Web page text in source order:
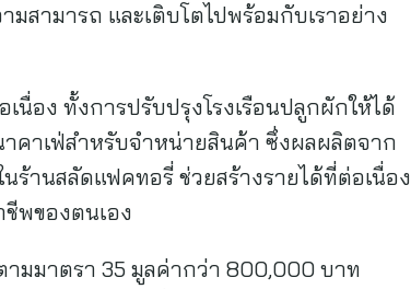
สามารถ และเติบโตไปพร้อมกับเราอย่าง
นื่อง ทั้งการปรับปรุงโรงเรือนปลูกผักให้ได้
คาเฟ่สำหรับจำหน่ายสินค้า ซึ่งผลผลิตจาก
ร้านสลัดแฟคทอรี่ ช่วยสร้างรายได้ที่ต่อเนื่อง
พของตนเอง
มมาตรา 35 มูลค่ากว่า 800,000 บาท